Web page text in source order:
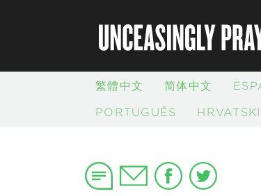
繁體中文 简体中文
PORTUGUÊS
HRVATSKI